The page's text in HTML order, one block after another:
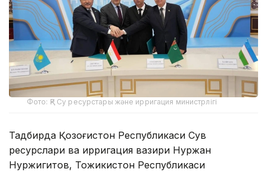
Фото: ҚР Су ресурстары және ирригация министрлігі
Тадбирда Қозоғистон Республикаси Сув
ресурслари ва ирригация вазири Нуржан
Нуржигитов, Тожикистон Республикаси